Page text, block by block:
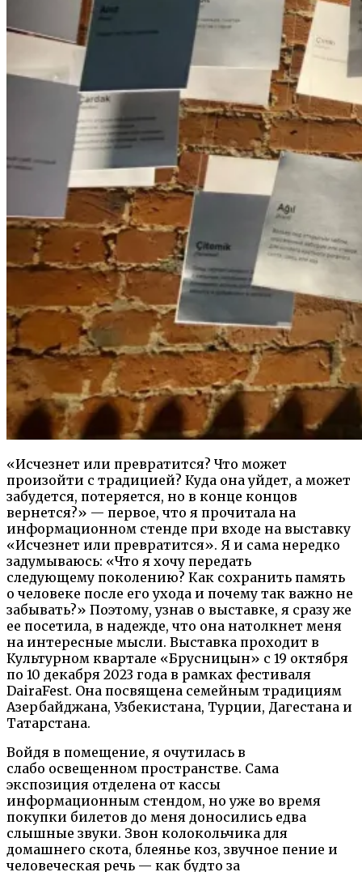
«Исчезнет или превратится? Что может
произойти с традицией? Куда она уйдет, а может
забудется, потеряется, но в конце концов
вернется?» — первое, что я прочитала на
информационном стенде при входе на выставку
«Исчезнет или превратится». Я и сама нередко
задумываюсь: «Что я хочу передать
следующему поколению? Как сохранить память
о человеке после его ухода и почему так важно не
забывать?» Поэтому, узнав о выставке, я сразу же
ее посетила, в надежде, что она натолкнет меня
на интересные мысли. Выставка проходит в
Культурном квартале «Брусницын» с 19 октября
по 10 декабря 2023 года в рамках фестиваля
DairaFest. Она посвящена семейным традициям
Азербайджана, Узбекистана, Турции, Дагестана и
Татарстана.
Войдя в помещение, я очутилась в
слабо освещенном пространстве. Сама
экспозиция отделена от кассы
информационным стендом, но уже во время
покупки билетов до меня доносились едва
слышные звуки. Звон колокольчика для
домашнего скота, блеянье коз, звучное пение и
человеческая речь — как будто за